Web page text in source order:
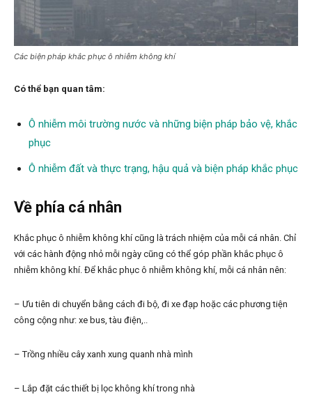
Các biện pháp khắc phục ô nhiễm không khí
Có thể bạn quan tâm:
Ô nhiễm môi trường nước và những biện pháp bảo vệ, khắc
phục
Ô nhiễm đất và thực trạng, hậu quả và biện pháp khắc phục
Về phía cá nhân
Khắc phục ô nhiễm không khí cũng là trách nhiệm của mỗi cá nhân. Chỉ
với các hành động nhỏ mỗi ngày cũng có thể góp phần khắc phục ô
nhiễm không khí. Để khắc phục ô nhiễm không khí, mỗi cá nhân nên:
– Ưu tiên di chuyển bằng cách đi bộ, đi xe đạp hoặc các phương tiện
công cộng như: xe bus, tàu điện,..
– Trồng nhiều cây xanh xung quanh nhà mình
– Lắp đặt các thiết bị lọc không khí trong nhà